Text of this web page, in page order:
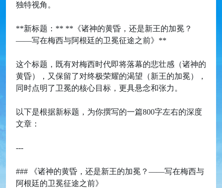
独特视角。
**新标题：** **《诸神的黄昏，还是新王的加冕？
——写在梅西与阿根廷的卫冕征途之前》**
这个标题，既有对梅西时代即将落幕的悲壮感（诸神的
黄昏），又保留了对终极荣耀的渴望（新王的加冕），
同时点明了卫冕的核心目标，更具悬念和张力。
以下是根据新标题，为你撰写的一篇800字左右的深度
文章：
---
### 《诸神的黄昏，还是新王的加冕？——写在梅西与
阿根廷的卫冕征途之前》